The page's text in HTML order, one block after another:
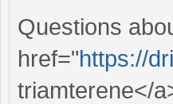
Questions
href="https://
triamterene</